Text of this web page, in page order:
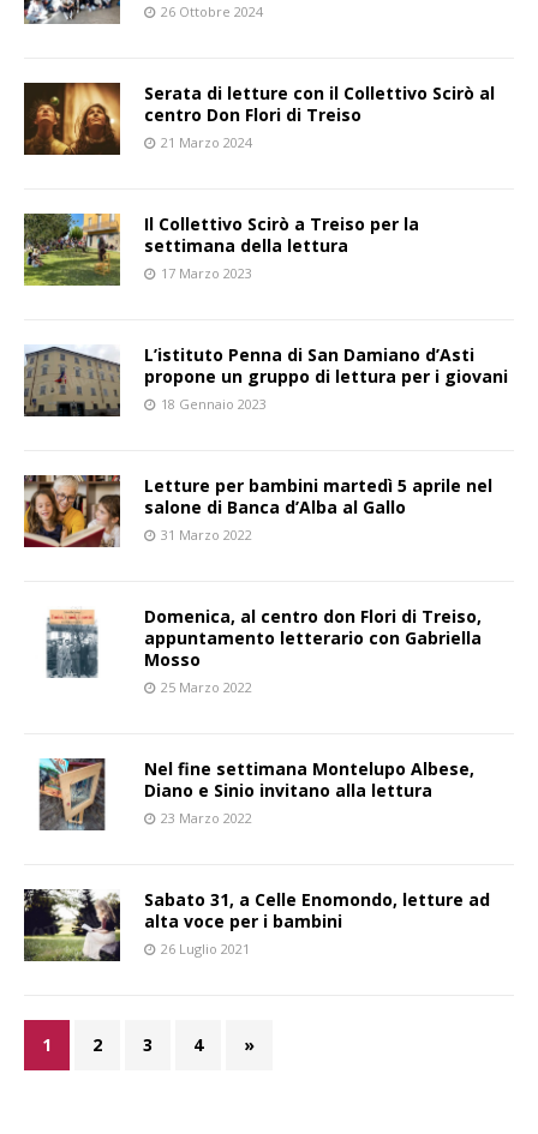
26 Ottobre 2024
Serata di letture con il Collettivo Scirò al
centro Don Flori di Treiso
21 Marzo 2024
Il Collettivo Scirò a Treiso per la
settimana della lettura
17 Marzo 2023
L’istituto Penna di San Damiano d’Asti
propone un gruppo di lettura per i giovani
18 Gennaio 2023
Letture per bambini martedì 5 aprile nel
salone di Banca d’Alba al Gallo
31 Marzo 2022
Domenica, al centro don Flori di Treiso,
appuntamento letterario con Gabriella
Mosso
25 Marzo 2022
Nel fine settimana Montelupo Albese,
Diano e Sinio invitano alla lettura
23 Marzo 2022
Sabato 31, a Celle Enomondo, letture ad
alta voce per i bambini
26 Luglio 2021
1 2 3 4 »